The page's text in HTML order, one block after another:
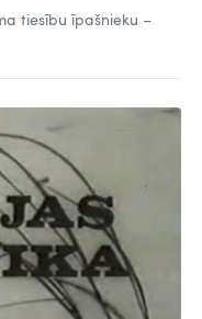
tiesību īpašnieku –